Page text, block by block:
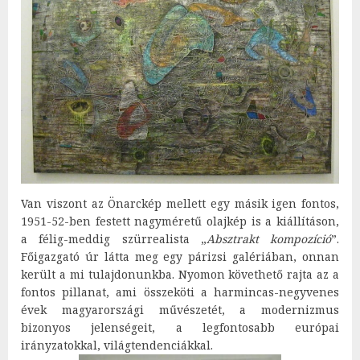
Van viszont az Önarckép mellett egy másik igen fontos,
1951-52-ben festett nagyméretű olajkép is a kiállításon,
a félig-meddig szürrealista „Absztrakt kompozíció”.
Főigazgató úr látta meg egy párizsi galériában, onnan
került a mi tulajdonunkba. Nyomon követhető rajta az a
fontos pillanat, ami összeköti a harmincas-negyvenes
évek magyarországi művészetét, a modernizmus
bizonyos jelenségeit, a legfontosabb európai
irányzatokkal, világtendenciákkal.